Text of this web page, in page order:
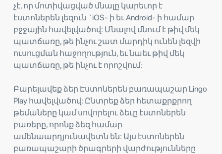
չէ, որ մոտիվացված մնալը կարեւոր է
էստոներեն լեզուն `iOS- ի եւ Android- ի համար
բջջային հավելվածով: Մնալով մնում է թիվ մեկ
պատճառը, թե ինչու շատ մարդիկ ունեն լեզվի
ուսուցման հաջողություն, եւ նաեւ թիվ մեկ
պատճառը, թե ինչու է որոշվում:
Բարելավեք ձեր Էստոներեն բառապաշար Lingo
Play հավելվածով: Ընտրեք ձեր հետաքրքրող
թեմաները կամ սովորելու ձեւը էստոներեն
բառերը, որոնք ձեզ համար
ամենաարդյունավետն են: Այս էստոներեն
բառապաշարի ծրագրերի վարժությունները